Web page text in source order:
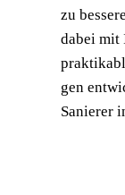
zu
dabei mit
gen
Sanie­rer